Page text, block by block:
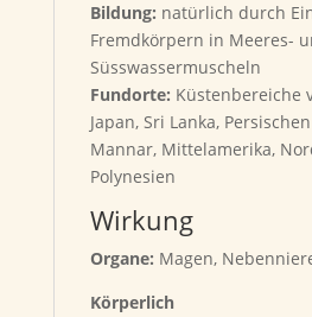
Bildung: natürlich durch
Fremdkörpern in Meeres-
Süsswassermuscheln
Fundorte: Küstenbereiche
Japan, Sri Lanka,
Mannar, Mittelamerika,
Polynesien
Wirkung
Organe: Magen,
Körperlich